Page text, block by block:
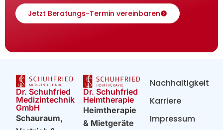
Jetzt Beratungs-Termin vereinbaren
Dr. Schuhfried
Medizintechnik
GmbH
Schauraum,
Dr. Schuhfried
Heimtherapie
Heimtherapie
& Mietgeräte
Nachhaltigkeit
Karriere
Impressum